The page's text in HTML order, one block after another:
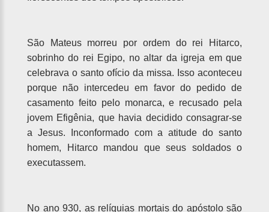
São Mateus morreu por ordem do rei Hitarco,
sobrinho do rei Egipo, no altar da igreja em que
celebrava o santo ofício da missa. Isso aconteceu
porque não intercedeu em favor do pedido de
casamento feito pelo monarca, e recusado pela
jovem Efigênia, que havia decidido consagrar-se
a Jesus. Inconformado com a atitude do santo
homem, Hitarco mandou que seus soldados o
executassem.
No ano 930, as relíquias mortais do apóstolo são